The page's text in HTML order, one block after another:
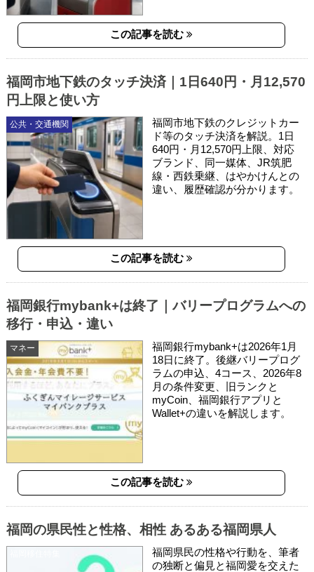
この記事を読む
公共・交通機関
福岡市地下鉄のタッチ決済｜1日640円・月12,570
円上限と使い方
福岡市地下鉄のクレジットカー
ド等のタッチ決済を解説。1日
640円・月12,570円上限、対応
ブランド、同一媒体、JR筑肥
線・西鉄乗継、はやかけんとの
違い、履歴確認が分かります。
この記事を読む
マネー
福岡銀行mybank+は終了｜バリープログラムへの
移行・申込・違い
福岡銀行mybank+は2026年1月
18日に終了。後継バリープログ
ラムの申込、4コース、2026年8
月の条件変更、旧ランクと
myCoin、福岡銀行アプリと
Wallet+の違いを解説します。
この記事を読む
福岡の県民性と性格、相性 あるある福岡県人
福岡県民の性格や行動を、筆者
の独断と偏見と福岡愛を交えた